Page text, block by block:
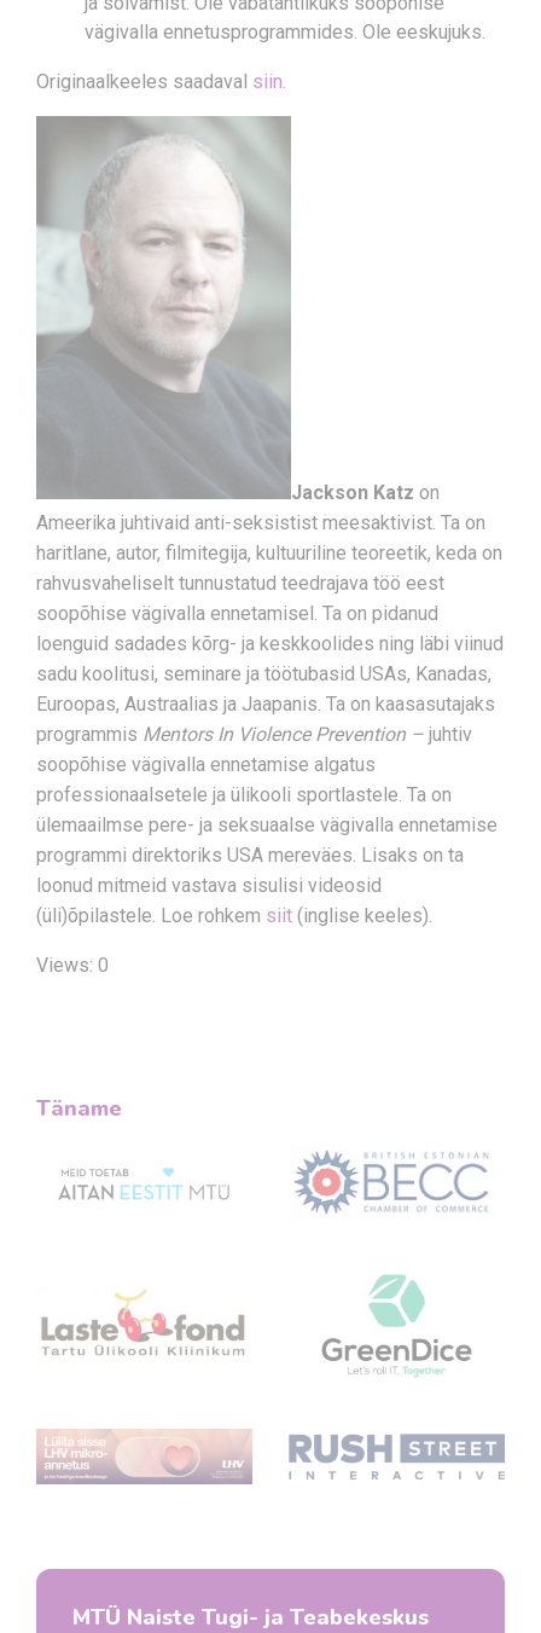
vägivalla ennetusprogrammides. Ole eeskujuks.
Originaalkeeles saadaval siin.
Jackson Katz on
Ameerika juhtivaid anti-seksistist meesaktivist. Ta on
haritlane, autor, filmitegija, kultuuriline teoreetik, keda on
rahvusvaheliselt tunnustatud teedrajava töö eest
soopõhise vägivalla ennetamisel. Ta on pidanud
loenguid sadades kõrg- ja keskkoolides ning läbi viinud
sadu koolitusi, seminare ja töötubasid USAs, Kanadas,
Euroopas, Austraalias ja Jaapanis. Ta on kaasasutajaks
programmis Mentors In Violence Prevention – juhtiv
soopõhise vägivalla ennetamise algatus
professionaalsetele ja ülikooli sportlastele. Ta on
ülemaailmse pere- ja seksuaalse vägivalla ennetamise
programmi direktoriks USA mereväes. Lisaks on ta
loonud mitmeid vastava sisulisi videosid
(üli)õpilastele. Loe rohkem siit (inglise keeles).
Views: 0
Täname
MTÜ Naiste Tugi- ja Teabekeskus